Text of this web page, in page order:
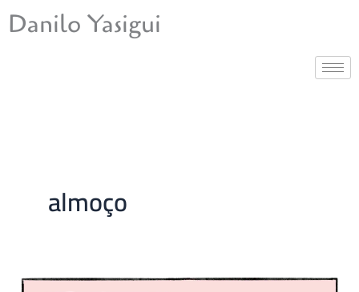
para
Danilo Yasigui
almoço